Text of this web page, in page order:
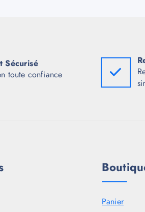
Sécurisé
toute confiance
Panier